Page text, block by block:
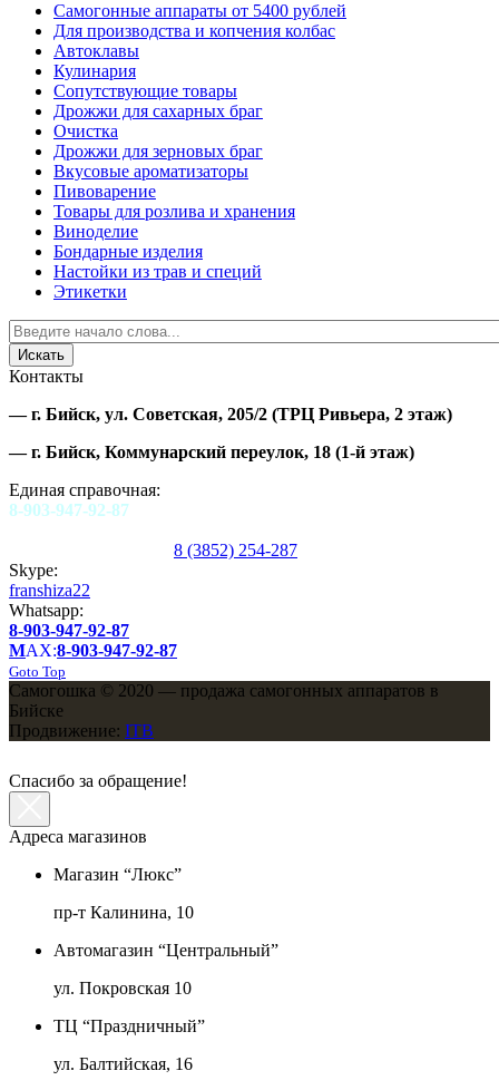
Самогонные аппараты от 5400 рублей
Для производства и копчения колбас
Автоклавы
Кулинария
Сопутствующие товары
Дрожжи для сахарных браг
Очистка
Дрожжи для зерновых браг
Вкусовые ароматизаторы
Пивоварение
Товары для розлива и хранения
Виноделие
Бондарные изделия
Настойки из трав и специй
Этикетки
Контакты
—г. Бийск, ул. Советская, 205/2 (ТРЦ Ривьера, 2 этаж)
—г. Бийск, Коммунарский переулок, 18 (1-й этаж)
Единая справочная:
8-903-947-92-87
8 (3852) 254-287
Skype:
franshiza22
Whatsapp:
8-903-947-92-87
MAX:8-903-947-92-87
Goto Top
Самогошка © 2020 — продажа самогонных аппаратов в
Бийске
Продвижение: ITB
Спасибо за обращение!
Адреса магазинов
Магазин “Люкс”
пр-т Калинина, 10
Автомагазин “Центральный”
ул. Покровская 10
ТЦ “Праздничный”
ул. Балтийская, 16